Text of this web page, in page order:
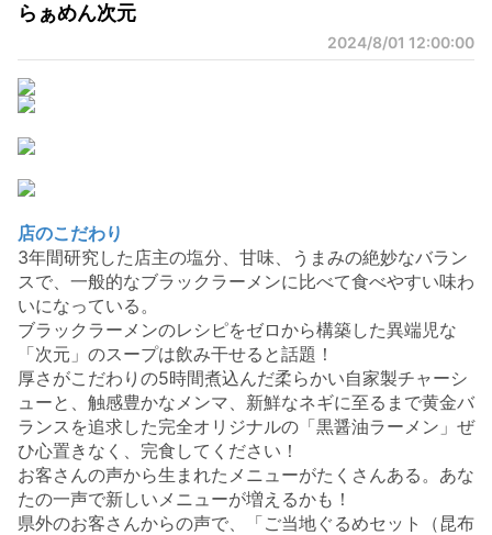
チューリップテレビ
らぁめん次元
2024/8/01 12:00:00
店のこだわり
3年間研究した店主の塩分、甘味、うまみの絶妙なバラン
スで、一般的なブラックラーメンに比べて食べやすい味わ
いになっている。
ブラックラーメンのレシピをゼロから構築した異端児な
「次元」のスープは飲み干せると話題！
厚さがこだわりの5時間煮込んだ柔らかい自家製チャーシ
ューと、触感豊かなメンマ、新鮮なネギに至るまで黄金バ
ランスを追求した完全オリジナルの「黒醤油ラーメン」ぜ
ひ心置きなく、完食してください！
お客さんの声から生まれたメニューがたくさんある。あな
たの一声で新しいメニューが増えるかも！
県外のお客さんからの声で、「ご当地ぐるめセット（昆布